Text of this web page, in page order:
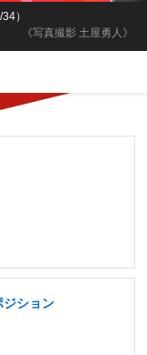
《写真撮影 土屋勇人》
）
ジション